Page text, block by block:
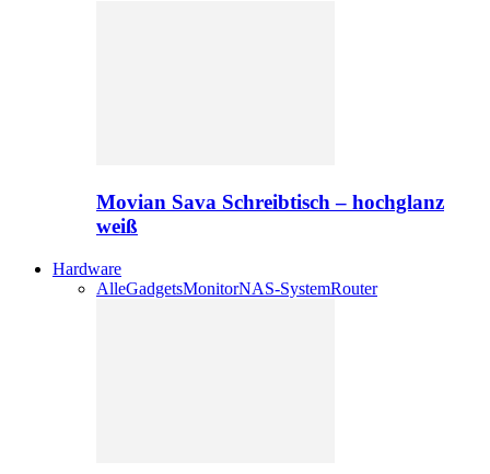
Movian Sava Schreibtisch – hochglanz
weiß
Hardware
AlleGadgetsMonitorNAS-SystemRouter